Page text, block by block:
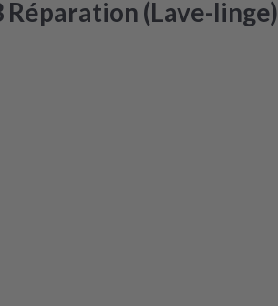
Réparation (Lave-linge)